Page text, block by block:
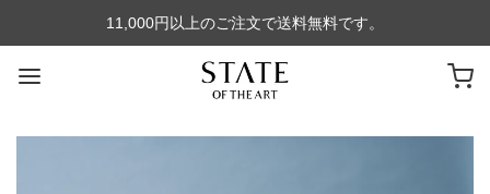
11,000円以上のご注文で送料無料です。